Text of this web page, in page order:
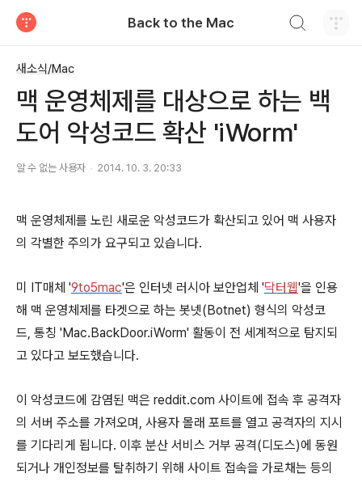
Back to the Mac
새소식/Mac
맥 운영체제를 대상으로 하는 백
도어 악성코드 확산 'iWorm'
알 수 없는 사용자 2014. 10. 3. 20:33
맥 운영체제를 노린 새로운 악성코드가 확산되고 있어 맥 사용자
의 각별한 주의가 요구되고 있습니다.
미 IT매체 '9to5mac'은 인터넷 러시아 보안업체 '닥터웹'을 인용
해 맥 운영체제를 타겟으로 하는 봇넷(Botnet) 형식의 악성코
드, 통칭 'Mac.BackDoor.iWorm' 활동이 전 세계적으로 탐지되
고 있다고 보도했습니다.
이 악성코드에 감염된 맥은 reddit.com 사이트에 접속 후 공격자
의 서버 주소를 가져오며, 사용자 몰래 포트를 열고 공격자의 지시
를 기다리게 됩니다. 이후 분산 서비스 거부 공격(디도스)에 동원
되거나 개인정보를 탈취하기 위해 사이트 접속을 가로채는 등의